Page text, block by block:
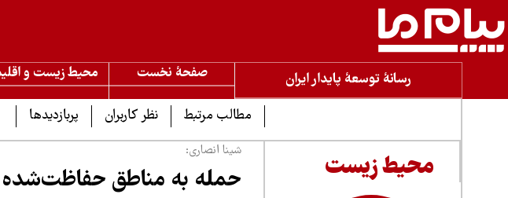
رسانۀ توسعۀ پایدار ایران صفحۀ نخست محیط زیست و
مطالب مرتبط
نظر کاربران پربازدیدها
محیط زیست
شینا انصاری:
حمله به مناطق حفاظت‌شده